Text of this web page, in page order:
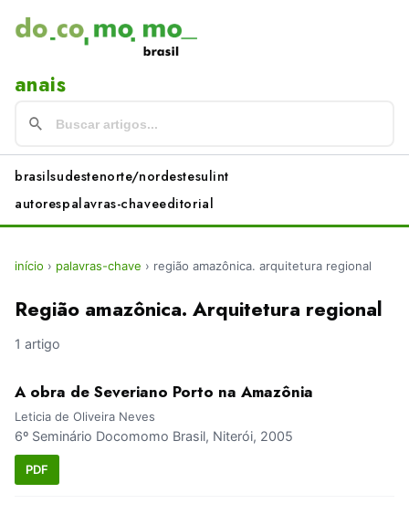
anais
brasilsudestenorte/nordestesulint
autorespalavras-chaveeditorial
início › palavras-chave › região amazônica. arquitetura regional
Região amazônica. Arquitetura regional
1 artigo
A obra de Severiano Porto na Amazônia
Leticia de Oliveira Neves
6º Seminário Docomomo Brasil, Niterói, 2005
PDF